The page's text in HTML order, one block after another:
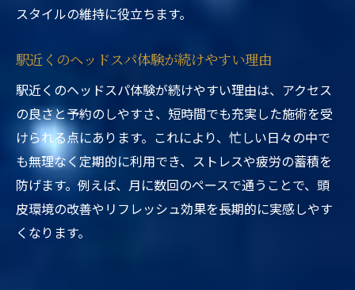
スタイルの維持に役立ちます。
駅近くのヘッドスパ体験が続けやすい理由
駅近くのヘッドスパ体験が続けやすい理由は、アクセス
の良さと予約のしやすさ、短時間でも充実した施術を受
けられる点にあります。これにより、忙しい日々の中で
も無理なく定期的に利用でき、ストレスや疲労の蓄積を
防げます。例えば、月に数回のペースで通うことで、頭
皮環境の改善やリフレッシュ効果を長期的に実感しやす
くなります。